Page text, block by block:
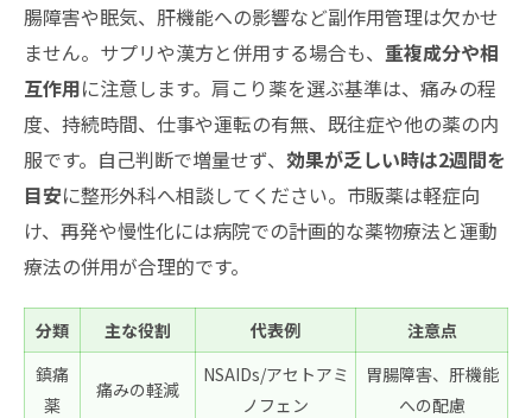
腸障害や眠気、肝機能への影響など副作用管理は欠かせ
ません。サプリや漢方と併用する場合も、 重複成分や相
互作用に注意します。肩こり薬を選ぶ基準は、痛みの程
度、持続時間、仕事や運転の有無、既往症や他の薬の内
服です。自己判断で増量せず、 効果が乏しい時は2週間を
目安に整形外科へ相談してください。市販薬は軽症向
け、再発や慢性化には病院での計画的な薬物療法と運動
療法の併用が合理的です。
分類 主な役割 代表例
注意点
鎮痛
薬
痛みの軽減
NSAIDs/アセトアミ
ノフェン
胃腸障害、肝機能
への配慮